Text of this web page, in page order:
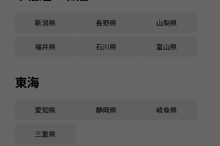
新潟県 長野県 山梨県
福井県 石川県 富山県
東海
愛知県 静岡県 岐阜県
三重県